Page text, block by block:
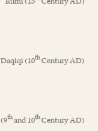
Daqiqi(10thCentury AD)
(9thand 10thCentury AD)